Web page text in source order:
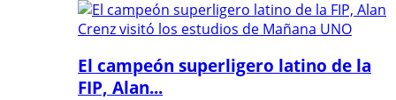
El campeón superligero latino de la
FIP, Alan...